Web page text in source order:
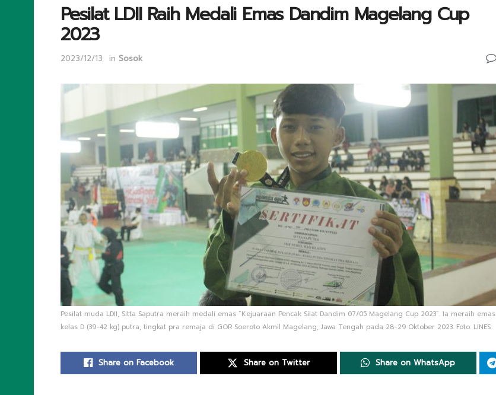
Pesilat LDII Raih Medali Emas Dandim Magelang Cup
2023
2023/12/13 in Sosok
Pesilat muda LDII, Sitta Saputra meraih medali emas “Kejuaraan Pencak Silat Dandim 07/05 Magelang Cup 2023”. Ia meraih emas
kelas D (39-42 kg) putra, tingkat pra remaja di GOR Soeroto Akmil Magelang, Jawa Tengah pada 28-29 Oktober 2023. Foto: LINES
Share on Facebook Share on Twitter Share on WhatsApp